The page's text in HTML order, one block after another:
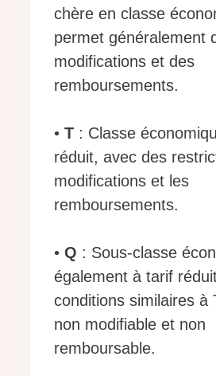
chère en classe
permet généralement
modifications et des
remboursements.
• T : Classe
réduit, avec des
modifications et les
remboursements.
• Q : Sous-classe
également à tarif
conditions similaires à
non modifiable et non
remboursable.